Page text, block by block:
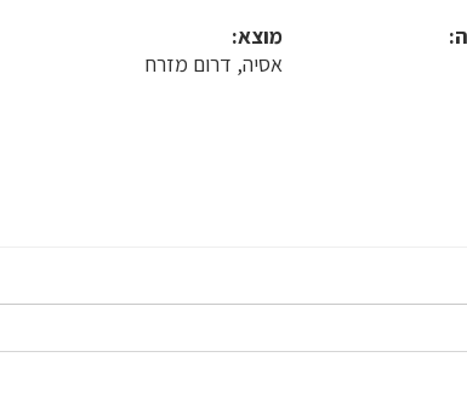
מוצא:
אסיה, דרום מזרח